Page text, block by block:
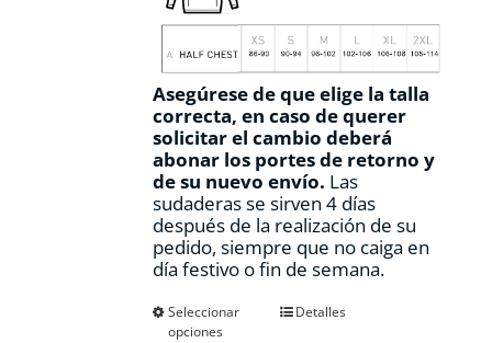
Asegúrese de que elige la talla
correcta, en caso de querer
solicitar el cambio deberá
abonar los portes de retorno y
de su nuevo envío. Las
sudaderas se sirven 4 días
después de la realización de su
pedido, siempre que no caiga en
día festivo o fin de semana.
Seleccionar
opciones
EsteDetalles